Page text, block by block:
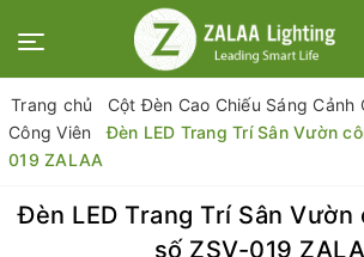
Trang chủ
Cột Đèn Cao Chiếu Sáng Cảnh
Công Viên
Đèn LED Trang Trí Sân Vườn
019 ZALAA
Đèn LED Trang Trí Sân Vườn
số ZSV-019